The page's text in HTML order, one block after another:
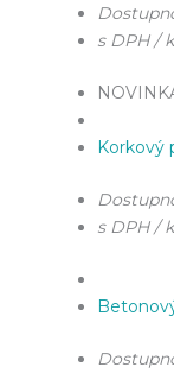
s DPH /
Korkový
s DPH /